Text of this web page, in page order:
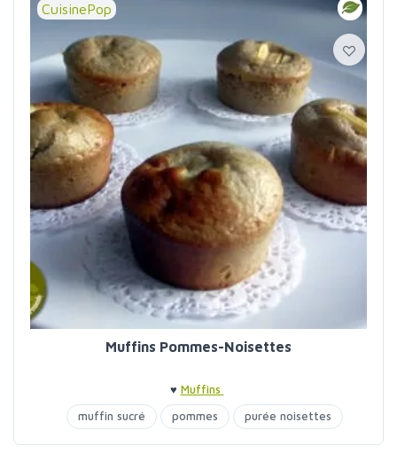
CuisinePop
Muffins Pommes-Noisettes
♥ Muffins
muffin sucré
pommes purée noisettes
sirop de riz